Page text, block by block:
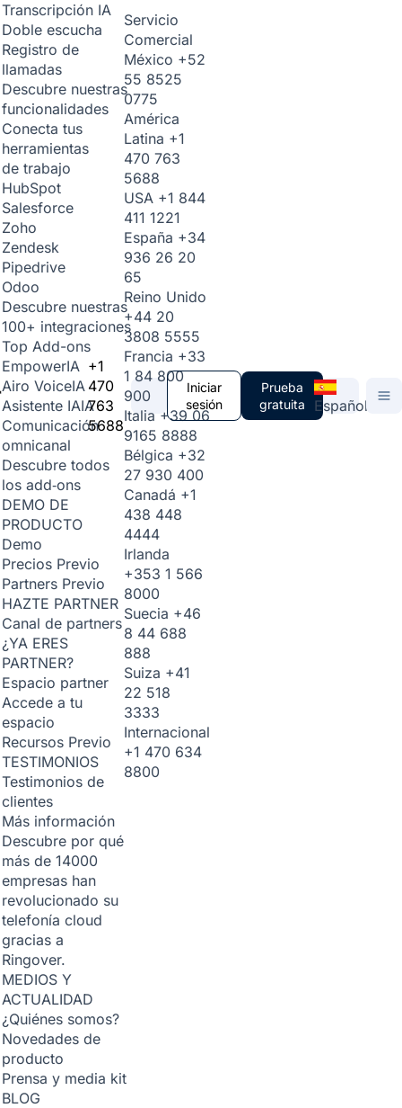
Transcripción IA
Doble escucha
Registro de
llamadas
Descubre nuestras
funcionalidades
Conecta tus
herramientas
de trabajo
HubSpot
Salesforce
Zoho
Zendesk
Pipedrive
Odoo
Descubre nuestras
100+ integraciones
Top Add-ons
EmpowerIA
Airo VoiceIA
Asistente IAIA
Comunicación
omnicanal
Descubre todos
los add‑ons
DEMO DE
PRODUCTO
Demo
Precios Previo
Partners Previo
HAZTE PARTNER
Canal de partners
¿YA ERES
PARTNER?
Espacio partner
Accede a tu
espacio
Recursos Previo
TESTIMONIOS
Testimonios de
clientes
Más información
Descubre por qué
más de 14000
empresas han
revolucionado su
telefonía cloud
gracias a
Ringover.
MEDIOS Y
ACTUALIDAD
¿Quiénes somos?
Novedades de
producto
Prensa y media kit
BLOG
+1
470
763
5688
Servicio
Comercial
México +52
55 8525
0775
América
Latina +1
470 763
5688
USA +1 844
411 1221
España +34
936 26 20
65
Reino Unido
+44 20
3808 5555
Francia +33
1 84 800
900
Italia +39 06
9165 8888
Bélgica +32
27 930 400
Canadá +1
438 448
4444
Irlanda
+353 1 566
8000
Suecia +46
8 44 688
888
Suiza +41
22 518
3333
Internacional
+1 470 634
8800
Iniciar
sesión
Prueba
gratuita
Español